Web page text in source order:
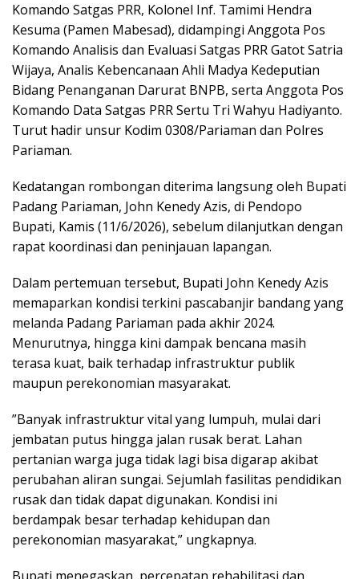
Komando Satgas PRR, Kolonel Inf. Tamimi Hendra
Kesuma (Pamen Mabesad), didampingi Anggota Pos
Komando Analisis dan Evaluasi Satgas PRR Gatot Satria
Wijaya, Analis Kebencanaan Ahli Madya Kedeputian
Bidang Penanganan Darurat BNPB, serta Anggota Pos
Komando Data Satgas PRR Sertu Tri Wahyu Hadiyanto.
Turut hadir unsur Kodim 0308/Pariaman dan Polres
Pariaman.
‎Kedatangan rombongan diterima langsung oleh Bupati
Padang Pariaman, John Kenedy Azis, di Pendopo
Bupati, Kamis (11/6/2026), sebelum dilanjutkan dengan
rapat koordinasi dan peninjauan lapangan.
‎Dalam pertemuan tersebut, Bupati John Kenedy Azis
memaparkan kondisi terkini pascabanjir bandang yang
melanda Padang Pariaman pada akhir 2024.
Menurutnya, hingga kini dampak bencana masih
terasa kuat, baik terhadap infrastruktur publik
maupun perekonomian masyarakat.
‎”Banyak infrastruktur vital yang lumpuh, mulai dari
jembatan putus hingga jalan rusak berat. Lahan
pertanian warga juga tidak lagi bisa digarap akibat
perubahan aliran sungai. Sejumlah fasilitas pendidikan
rusak dan tidak dapat digunakan. Kondisi ini
berdampak besar terhadap kehidupan dan
perekonomian masyarakat,” ungkapnya.